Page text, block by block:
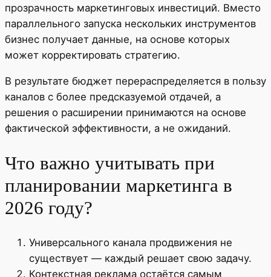
прозрачность маркетинговых инвестиций. Вместо
параллельного запуска нескольких инструментов
бизнес получает данные, на основе которых
может корректировать стратегию.
В результате бюджет перераспределяется в пользу
каналов с более предсказуемой отдачей, а
решения о расширении принимаются на основе
фактической эффективности, а не ожиданий.
Что важно учитывать при
планировании маркетинга в
2026 году?
Универсального канала продвижения не
существует — каждый решает свою задачу.
Контекстная реклама остаётся самым